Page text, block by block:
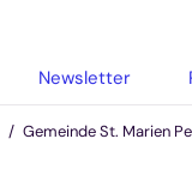
Newsletter
Gemeinde St. Marien